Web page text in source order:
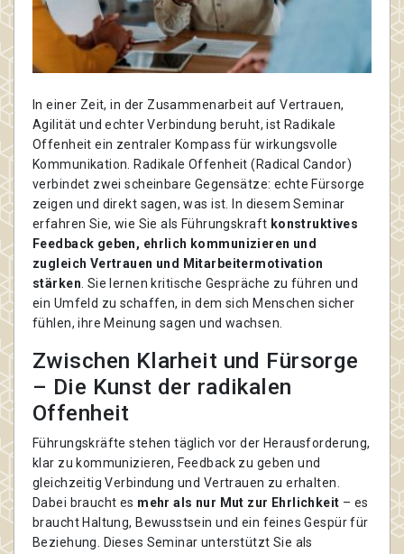
In einer Zeit, in der Zusammenarbeit auf Vertrauen,
Agilität und echter Verbindung beruht, ist Radikale
Offenheit ein zentraler Kompass für wirkungsvolle
Kommunikation. Radikale Offenheit (Radical Candor)
verbindet zwei scheinbare Gegensätze: echte Fürsorge
zeigen und direkt sagen, was ist. In diesem Seminar
erfahren Sie, wie Sie als Führungskraft konstruktives
Feedback geben, ehrlich kommunizieren und
zugleich Vertrauen und Mitarbeitermotivation
stärken. Sie lernen kritische Gespräche zu führen und
ein Umfeld zu schaffen, in dem sich Menschen sicher
fühlen, ihre Meinung sagen und wachsen.
Zwischen Klarheit und Fürsorge
– Die Kunst der radikalen
Offenheit
Führungskräfte stehen täglich vor der Herausforderung,
klar zu kommunizieren, Feedback zu geben und
gleichzeitig Verbindung und Vertrauen zu erhalten.
Dabei braucht es mehr als nur Mut zur Ehrlichkeit – es
braucht Haltung, Bewusstsein und ein feines Gespür für
Beziehung. Dieses Seminar unterstützt Sie als